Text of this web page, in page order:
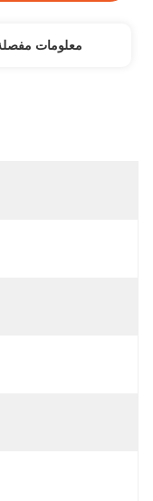
معلومات مفصلة